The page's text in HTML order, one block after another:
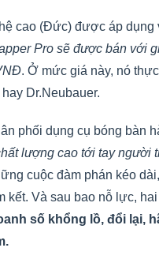
cao (Đức) được áp dụng
Pro sẽ được bán với
. Ở mức giá này, nó
Dr.Neubauer.
phối dụng cụ bóng bàn
lượng cao tới tay người
cuộc đàm phán kéo
Và sau bao nỗ lực,
số khổng lồ, đổi lại,